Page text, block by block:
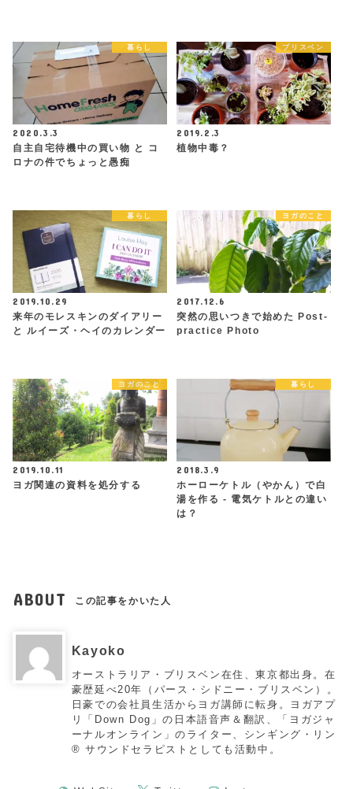
暮らし
2020.3.3
自主自宅待機中の買い物 と コ
ロナの件でちょっと愚痴
ブリスベン
2019.2.3
植物中毒？
暮らし
2019.10.29
来年のモレスキンのダイアリー
と ルイーズ・ヘイのカレンダー
ヨガのこと
2017.12.6
突然の思いつきで始めた Post-
practice Photo
ヨガのこと
2019.10.11
ヨガ関連の資料を処分する
暮らし
2018.3.9
ホーローケトル（やかん）で白
湯を作る - 電気ケトルとの違い
は？
ABOUT この記事をかいた人
Kayoko
オーストラリア・ブリスベン在住、東京都出身。在
豪歴延べ20年（パース・シドニー・ブリスベン）。
日豪での会社員生活からヨガ講師に転身。ヨガアプ
リ「Down Dog」の日本語音声＆翻訳、「ヨガジャ
ーナルオンライン」のライター、シンギング・リン
®︎ サウンドセラピストとしても活動中。